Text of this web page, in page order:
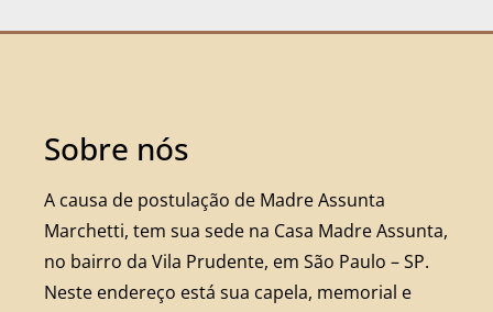
Sobre nós
A causa de postulação de Madre Assunta
Marchetti, tem sua sede na Casa Madre Assunta,
no bairro da Vila Prudente, em São Paulo – SP.
Neste endereço está sua capela, memorial e